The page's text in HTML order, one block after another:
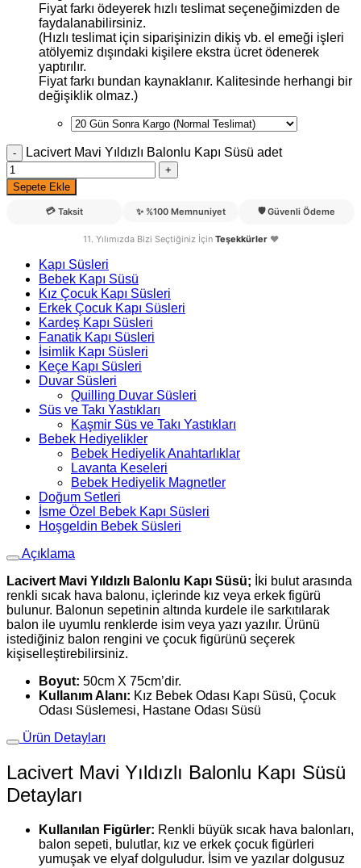
Fiyat farkı ödeyerek hızlı teslimat seçeneğimizden de
faydalanabilirsiniz.
(Hızlı teslimat için siparişinizin dikiş vb. el emeği işleri
atölyemiz dışındaki kişilere ekstra ücret ödenerek
yaptırılır.
Fiyat farkı bundan kaynaklanır. Kalitesinde herhangi bir
değişiklik olmaz.)
Lacivert Mavi Yıldızlı Balonlu Kapı Süsü adet
Sepete Ekle
💳 Taksit ✨ %100 Memnuniyet 🛡️ Güvenli Ödeme
11. Yılımızda Bizi Seçtiğiniz İçin Teşekkürler❤️
Kapı Süsleri
Bebek Kapı Süsü
Kız Çocuk Kapı Süsleri
Erkek Çocuk Kapı Süsleri
Kardeş Kapı Süsleri
Fanatik Kapı Süsleri
İsimlik Kapı Süsleri
Keçe Kapı Süsleri
Duvar Süsleri
Quilling Duvar Süsleri
Süs ve Takı Yastıkları
Kaşmir Süs ve Takı Yastıkları
Bebek Hediyelikler
Bebek Hediyelik Anahtarlıklar
Lavanta Keseleri
Bebek Hediyelik Magnetler
Doğum Setleri
İsme Özel Bebek Kapı Süsleri
Hoşgeldin Bebek Süsleri
Açıklama
Lacivert Mavi Yıldızlı Balonlu Kapı Süsü; İki bulut arasında
renkli sıcak hava balonu, içlerinde kız veya erkek figürü
bulunur. Balonun sepetinin altında kurdele ile sarkıtılarak
balon ile uyumlu renklerde isim veya yazı yazılır. Ürünü
istediğiniz balon rengini ve çocuk figürünü seçerek
kişiselleştirebilirsiniz.
Boyut: 50cm X 75cm’dir.
Kullanım Alanı: Kız Bebek Odası Kapı Süsü, Çocuk
Odası Süslemesi, Hastane Odası Süsü
Ürün Detayları
Lacivert Mavi Yıldızlı Balonlu Kapı Süsü
Detayları
Kullanılan Figürler: Renkli büyük sıcak hava balonları,
balon sepeti, bulutlar, kız ve erkek çocuk figürleri
yumuşak ve elyaf dolguludur. İsim ve yazılar dolgusuz